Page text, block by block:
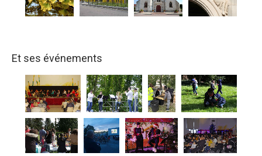
Et ses événements